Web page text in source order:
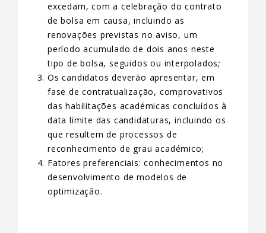
excedam, com a celebração do contrato
de bolsa em causa, incluindo as
renovações previstas no aviso, um
período acumulado de dois anos neste
tipo de bolsa, seguidos ou interpolados;
Os candidatos deverão apresentar, em
fase de contratualização, comprovativos
das habilitações académicas concluídos à
data limite das candidaturas, incluindo os
que resultem de processos de
reconhecimento de grau académico;
Fatores preferenciais: conhecimentos no
desenvolvimento de modelos de
optimização.